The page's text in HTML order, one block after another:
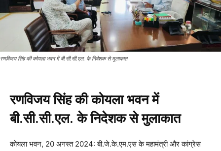
रणविजय सिंह की कोयला भवन में बी.सी.सी.एल. के निदेशक से मुलाकात
रणविजय सिंह की कोयला भवन में
बी.सी.सी.एल. के निदेशक से मुलाकात
कोयला भवन, 20 अगस्त 2024: बी.जे.के.एम.एस के महामंत्री और कांग्रेस